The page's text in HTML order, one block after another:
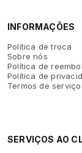
INFORMAÇÕES
Política de troca
Sobre nós
Política de
Política de
Termos de serviço
SERVIÇOS AO